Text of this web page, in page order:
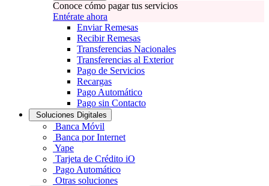
Conoce cómo pagar tus servicios
Entérate ahora
Enviar Remesas
Recibir Remesas
Transferencias Nacionales
Transferencias al Exterior
Pago de Servicios
Recargas
Pago Automático
Pago sin Contacto
Soluciones Digitales
Banca Móvil
Banca por Internet
Yape
Tarjeta de Crédito iO
Pago Automático
Otras soluciones